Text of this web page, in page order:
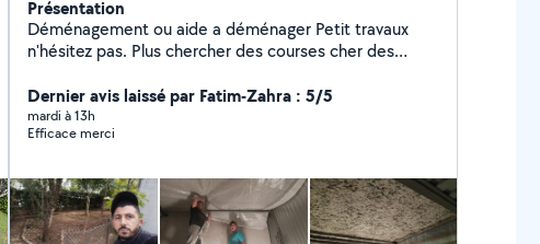
Présentation
Déménagement ou aide a déménager Petit travaux
n'hésitez pas. Plus chercher des courses cher des
SS disponible
Dernier avis laissé par Fatim-Zahra : 5/5
mardi à 13h
Efficace merci